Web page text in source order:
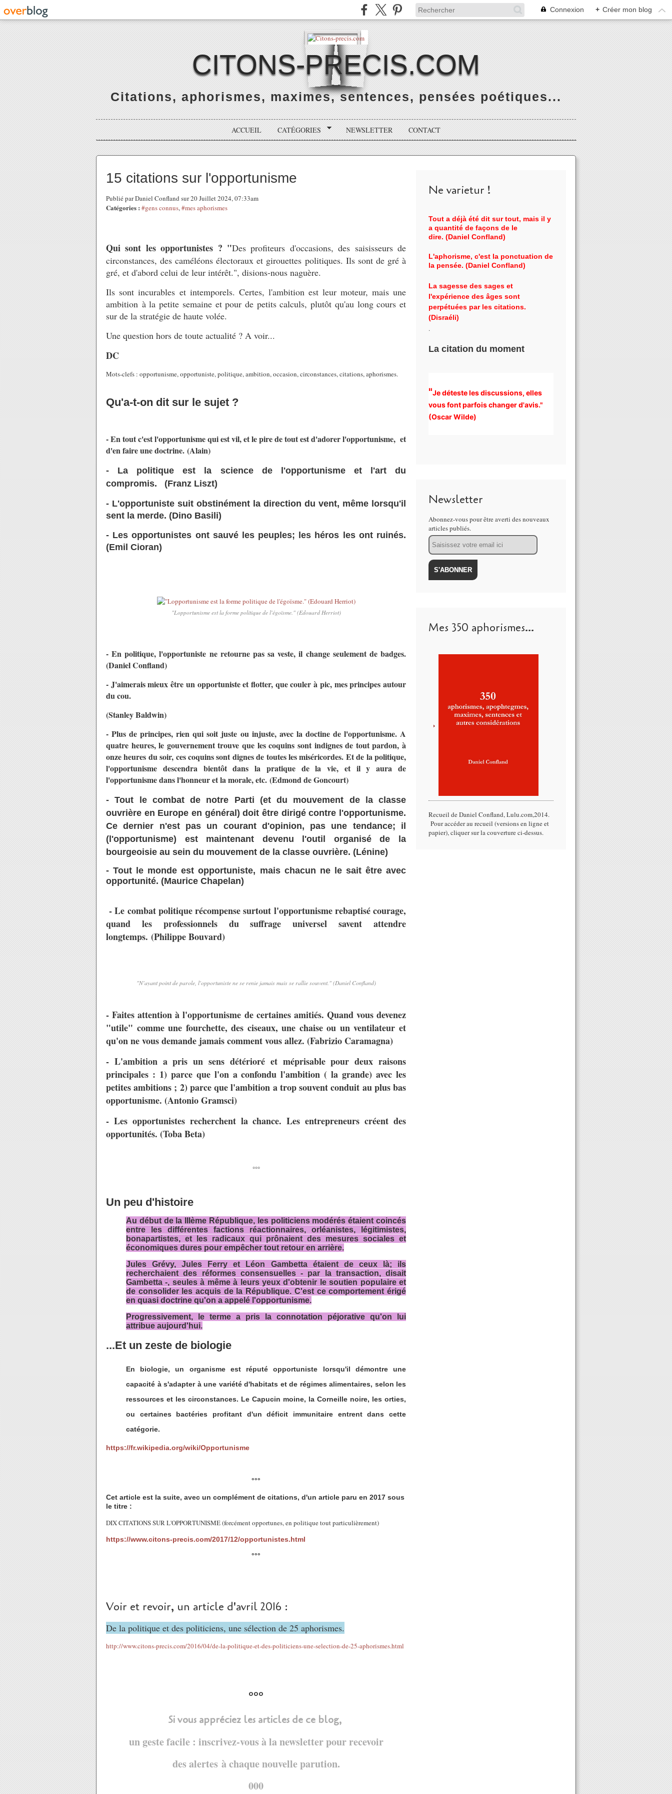
Connexion + Créer mon blog
CITONS-PRECIS.COM
Citations, aphorismes, maximes, sentences, pensées poétiques...
ACCUEIL CATÉGORIES NEWSLETTER CONTACT
15 citations sur l'opportunisme
Publié par Daniel Confland sur 20 Juillet 2024, 07:33am
Catégories : #gens connus,#mes aphorismes
Qui sont les opportunistes ? "Des profiteurs d'occasions, des saisisseurs de
circonstances, des caméléons électoraux et girouettes politiques. Ils sont de gré à
gré, et d'abord celui de leur intérêt.", disions-nous naguère.
Ils sont incurables et intemporels. Certes, l'ambition est leur moteur, mais une
ambition à la petite semaine et pour de petits calculs, plutôt qu'au long cours et
sur de la stratégie de haute volée.
Une question hors de toute actualité ? A voir...
DC
Mots-clefs : opportunisme, opportuniste, politique, ambition, occasion, circonstances, citations, aphorismes.
Qu'a-t-on dit sur le sujet ?
- En tout c'est l'opportunisme qui est vil, et le pire de tout est d'adorer l'opportunisme, et
d'en faire une doctrine. (Alain)
- La politique est la science de l'opportunisme et l'art du
compromis.
(Franz Liszt)
- L'opportuniste suit obstinément la direction du vent, même lorsqu'il
sent la merde. (Dino Basili)
- Les opportunistes ont sauvé les peuples; les héros les ont ruinés.
(Emil Cioran)
"Lopportunisme est la forme politique de l'égoïsme." (Edouard Herriot)
- En politique, l'opportuniste ne retourne pas sa veste, il change seulement de badges.
(Daniel Confland)
- J'aimerais mieux être un opportuniste et flotter, que couler à pic, mes principes autour
du cou.
(Stanley Baldwin)
- Plus de principes, rien qui soit juste ou injuste, avec la doctine de l'opportunisme. A
quatre heures, le gouvernement trouve que les coquins sont indignes de tout pardon, à
onze heures du soir, ces coquins sont dignes de toutes les miséricordes. Et de la politique,
l'opportunisme descendra bientôt dans la pratique de la vie, et il y aura de
l'opportunisme dans l'honneur et la morale, etc. (Edmond de Goncourt)
- Tout le combat de notre Parti (et du mouvement de la classe
ouvrière en Europe en général) doit être dirigé contre l'opportunisme.
Ce dernier n'est pas un courant d'opinion, pas une tendance; il
(l'opportunisme) est maintenant devenu l'outil organisé de la
bourgeoisie au sein du mouvement de la classe ouvrière. (Lénine)
- Tout le monde est opportuniste, mais chacun ne le sait être avec
opportunité. (Maurice Chapelan)
- Le combat politique récompense surtout l'opportunisme rebaptisé courage,
quand les professionnels du suffrage universel savent attendre
longtemps. (Philippe Bouvard)
"N'ayant point de parole, l'opportuniste ne se renie jamais mais se rallie souvent." (Daniel Confland)
- Faites attention à l'opportunisme de certaines amitiés. Quand vous devenez
"utile" comme une fourchette, des ciseaux, une chaise ou un ventilateur et
qu'on ne vous demande jamais comment vous allez. (Fabrizio Caramagna)
- L'ambition a pris un sens détérioré et méprisable pour deux raisons
principales : 1) parce que l'on a confondu l'ambition ( la grande) avec les
petites ambitions ; 2) parce que l'ambition a trop souvent conduit au plus bas
opportunisme. (Antonio Gramsci)
- Les opportunistes recherchent la chance. Les entrepreneurs créent des
opportunités. (Toba Beta)
°°°
Un peu d'histoire
Au début de la IIIème République, les politiciens modérés étaient coincés
entre les différentes factions réactionnaires, orléanistes, légitimistes,
bonapartistes, et les radicaux qui prônaient des mesures sociales et
économiques dures pour empêcher tout retour en arrière.
Jules Grévy, Jules Ferry et Léon Gambetta étaient de ceux là; ils
recherchaient des réformes consensuelles - par la transaction, disait
Gambetta -, seules à même à leurs yeux d'obtenir le soutien populaire et
de consolider les acquis de la République. C'est ce comportement érigé
en quasi doctrine qu'on a appelé l'opportunisme.
Progressivement, le terme a pris la connotation péjorative qu'on lui
attribue aujourd'hui.
...Et un zeste de biologie
En biologie, un organisme est réputé opportuniste lorsqu'il démontre une
capacité à s'adapter à une variété d'habitats et de régimes alimentaires, selon les
ressources et les circonstances. Le Capucin moine, la Corneille noire, les orties,
ou certaines bactéries profitant d'un déficit immunitaire entrent dans cette
catégorie.
https://fr.wikipedia.org/wiki/Opportunisme
°°°
Cet article est la suite, avec un complément de citations, d'un article paru en 2017 sous
le titre :
DIX CITATIONS SUR L'OPPORTUNISME (forcément opportunes, en politique tout particulièrement)
https://www.citons-precis.com/2017/12/opportunistes.html
°°°
Voir et revoir, un article d'avril 2016 :
De la politique et des politiciens, une sélection de 25 aphorismes.
http://www.citons-precis.com/2016/04/de-la-politique-et-des-politiciens-une-selection-de-25-aphorismes.html
°°°
Si vous appréciez les articles de ce blog,
un geste facile : inscrivez-vous à la newsletter pour recevoir
des alertes à chaque nouvelle parution.
000
Ne varietur !
Tout a déjà été dit sur tout, mais il y
a quantité de façons de le
dire. (Daniel Confland)
L'aphorisme, c'est la ponctuation de
la pensée. (Daniel Confland)
La sagesse des sages et
l'expérience des âges sont
perpétuées par les citations.
(Disraéli)
.
La citation du moment
"Je déteste les discussions, elles
vous font parfois changer d'avis."
(Oscar Wilde)
Newsletter
Abonnez-vous pour être averti des nouveaux
articles publiés.
Email
Mes 350 aphorismes...
Recueil de Daniel Confland, Lulu.com,2014.​
Pour accéder au recueil (versions en ligne et
papier), cliquer sur la couverture ci-dessus.